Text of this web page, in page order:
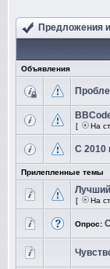
Предложения
Объявления
[ На
С 2010
Прилепленные темы
Лучший
[ На
Опрос: